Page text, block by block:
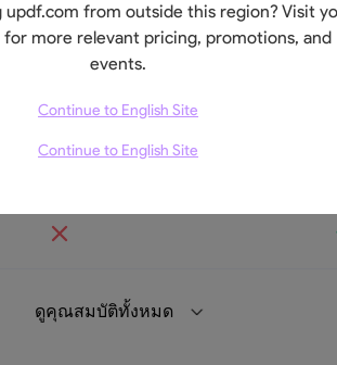
updf.com from outside this region? Visit
for more relevant pricing, promotions, and
events.
Continue to English Site
Continue to English Site
ดูคุณสมบัติทั้งหมด